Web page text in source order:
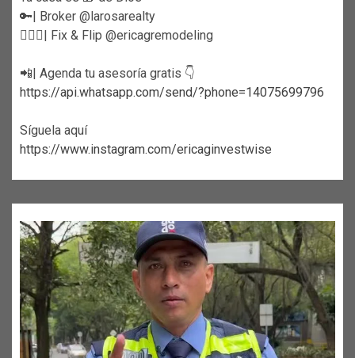
🔑| Broker @larosarealty
👷🏼‍♀️| Fix & Flip @ericagremodeling
📲| Agenda tu asesoría gratis 👇
https://api.whatsapp.com/send/?phone=14075699796
Síguela aquí
https://www.instagram.com/ericaginvestwise